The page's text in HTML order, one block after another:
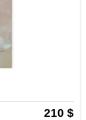
210 $